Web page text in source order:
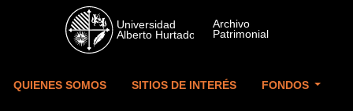
Skip to main content
QUIENES SOMOS SITIOS DE INTERÉS FONDOS